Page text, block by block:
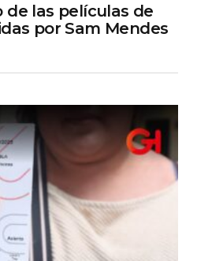
de las películas de
por Sam Mendes